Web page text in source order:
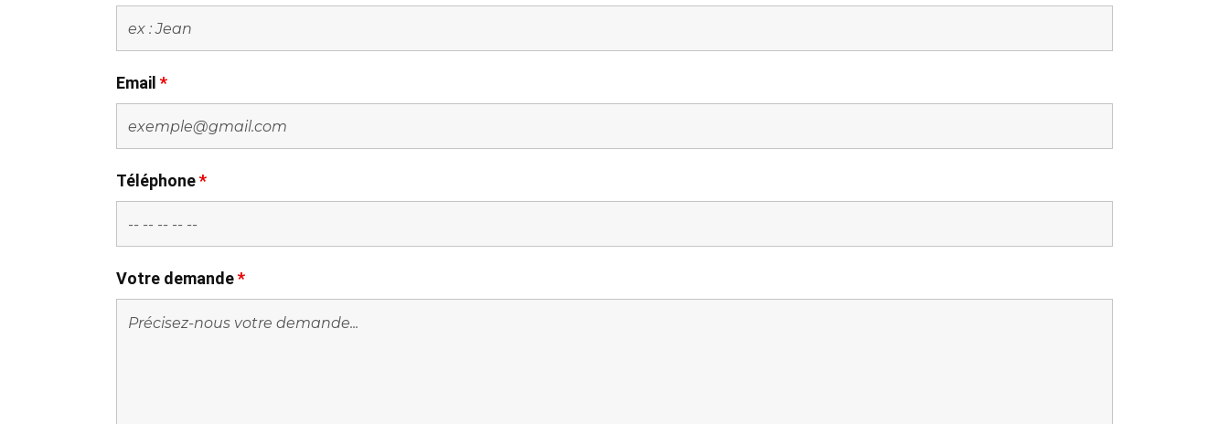
Email *
Téléphone*
Votre demande*